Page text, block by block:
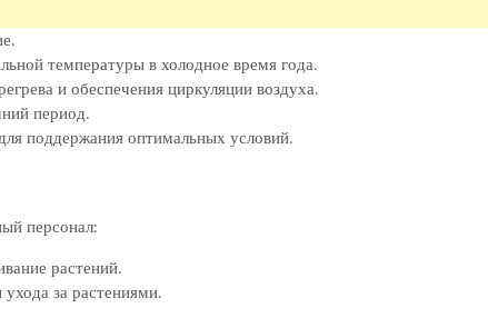
температуры в холодное время года.
и обеспечения циркуляции воздуха.
период.
поддержания оптимальных условий.
персонал:
растений.
за растениями.